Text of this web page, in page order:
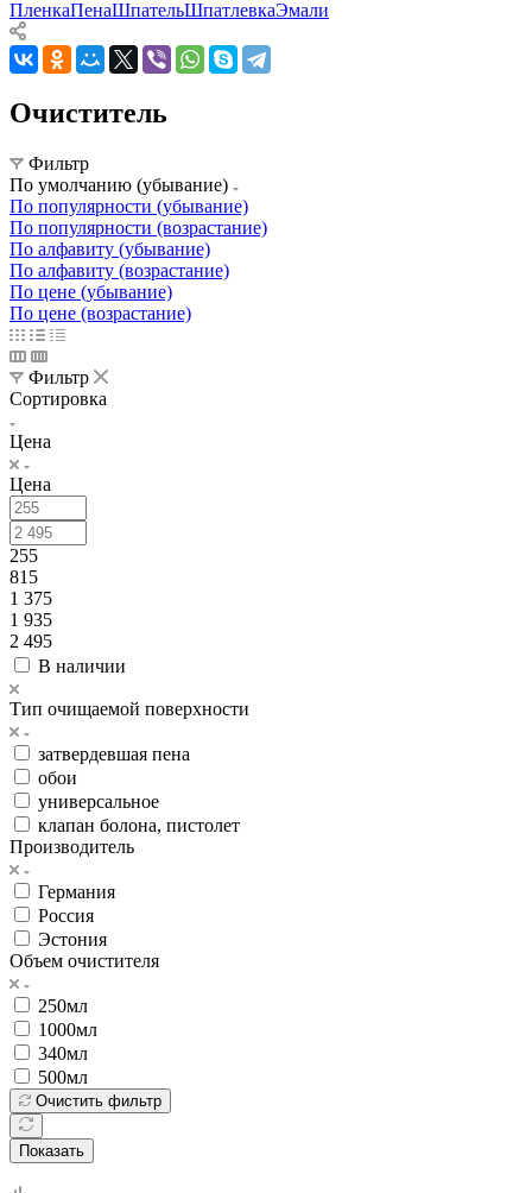
ПленкаПенаШпательШпатлевкаЭмали
Очиститель
Фильтр
По умолчанию (убывание)
По популярности (убывание)
По популярности (возрастание)
По алфавиту (убывание)
По алфавиту (возрастание)
По цене (убывание)
По цене (возрастание)
Фильтр
Сортировка
Цена
Цена
255
815
1 375
1 935
2 495
В наличии
Тип очищаемой поверхности
затвердевшая пена
обои
универсальное
клапан болона, пистолет
Производитель
Германия
Россия
Эстония
Объем очистителя
250мл
1000мл
340мл
500мл
Очистить фильтр
Показать